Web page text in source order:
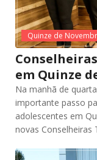
Quinze de
em Quinze
Na manhã de
importante passo
adolescentes em
novas Conselheiras